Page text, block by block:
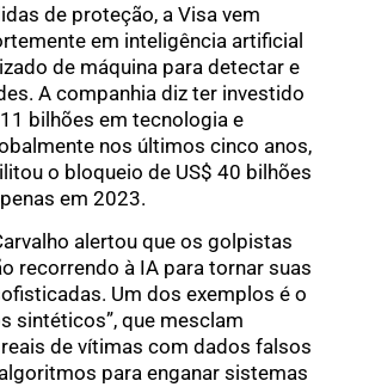
de proteção, a Visa vem
em inteligência artificial
de máquina para detectar e
A companhia diz ter investido
bilhões em tecnologia e
nos últimos cinco anos,
o bloqueio de US$ 40 bilhões
em 2023.
alertou que os golpistas
recorrendo à IA para tornar suas
Um dos exemplos é o
sintéticos”, que mesclam
de vítimas com dados falsos
para enganar sistemas